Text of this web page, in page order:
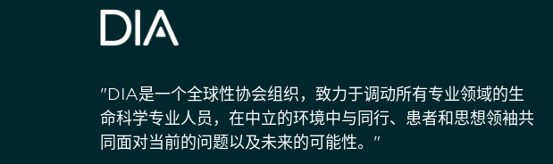
"DIA是一个全球性协会组织，致力于调动所有专业领域的生
命科学专业人员，在中立的环境中与同行、患者和思想领袖共
同面对当前的问题以及未来的可能性。"